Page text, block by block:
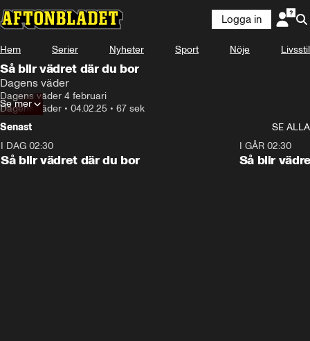
Logga in
Hem Serier Nyheter Sport Nöje Livsstil
Så blir vädret där du bor
Dagens väder
Dagens väder 4 februari
Dagens väder • 04.02.25 • 67 sek
Se mer
Senast
SE ALLA
I DAG 02:30
Så blir vädret där du bor
I GÅR 02:30
Så blir